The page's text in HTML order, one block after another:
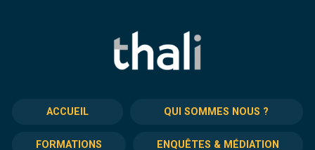
ACCUEIL QUI SOMMES NOUS ?
FORMATIONS ENQUÊTES & MÉDIATION